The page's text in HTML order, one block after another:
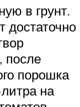
в грунт.
достаточно
после
порошка
на